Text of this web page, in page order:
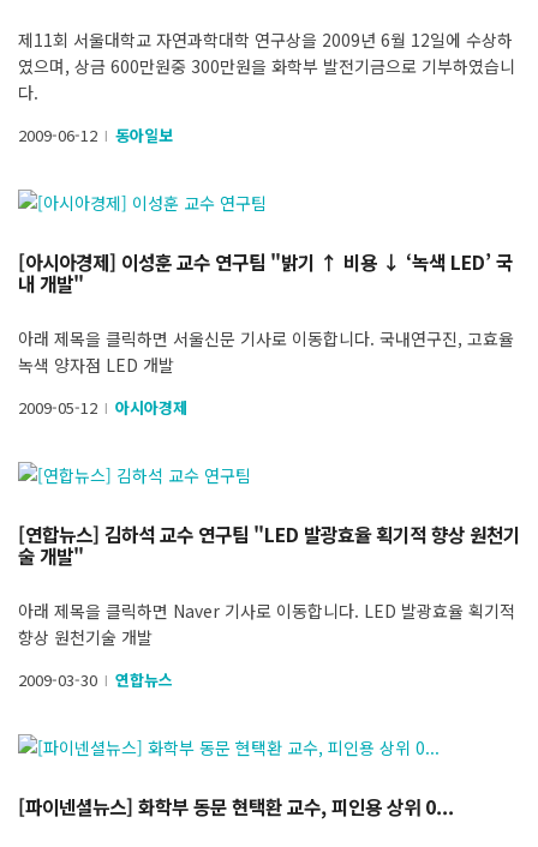
제11회 서울대학교 자연과학대학 연구상을 2009년 6월 12일에 수상하
였으며, 상금 600만원중 300만원을 화학부 발전기금으로 기부하였습니
다.
2009-06-12 l 동아일보
[아시아경제] 이성훈 교수 연구팀 "밝기 ↑ 비용 ↓ ‘녹색 LED’ 국
내 개발"
아래 제목을 클릭하면 서울신문 기사로 이동합니다. 국내연구진, 고효율
녹색 양자점 LED 개발
2009-05-12 l 아시아경제
[연합뉴스] 김하석 교수 연구팀 "LED 발광효율 획기적 향상 원천기
술 개발"
아래 제목을 클릭하면 Naver 기사로 이동합니다. LED 발광효율 획기적
향상 원천기술 개발
2009-03-30 l 연합뉴스
[파이넨셜뉴스] 화학부 동문 현택환 교수, 피인용 상위 0...